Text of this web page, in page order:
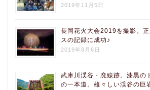
2019年11月5日
長岡花火大会2019を撮影。
スの記録に成功♪
2019年8月6日
武庫川渓谷・廃線跡。漆黒の
の一本道。雄々しい渓谷の巨